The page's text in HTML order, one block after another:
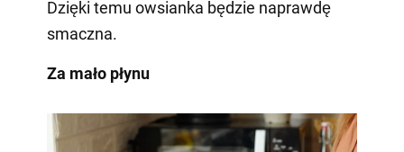
Dzięki temu owsianka będzie naprawdę
smaczna.
Za mało płynu